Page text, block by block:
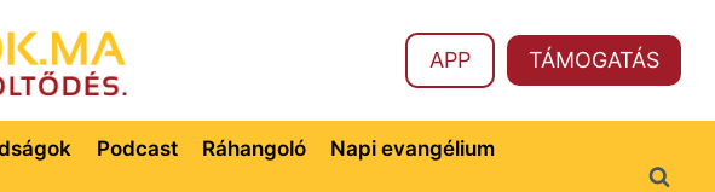
APP TÁMOGATÁS
Podcast Ráhangoló Napi evangélium